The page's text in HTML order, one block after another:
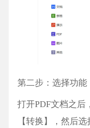
第二步：选择功能
打开PDF文档之后
【转换】，然后